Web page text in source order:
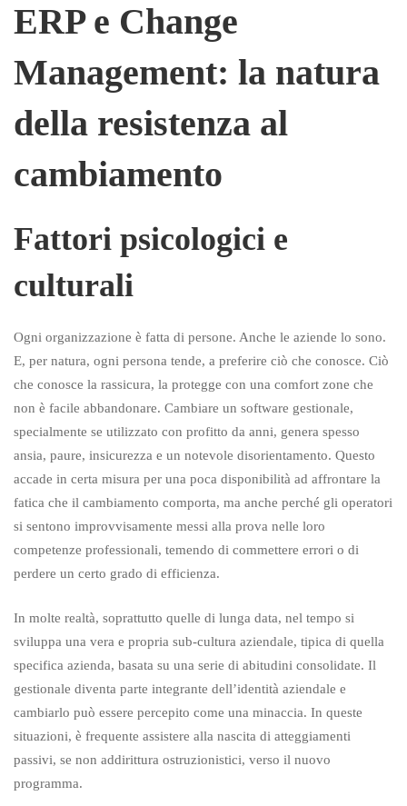
ERP e Change
Management: la natura
della resistenza al
cambiamento
Fattori psicologici e
culturali
Ogni organizzazione è fatta di persone. Anche le aziende lo sono.
E, per natura, ogni persona tende, a preferire ciò che conosce. Ciò
che conosce la rassicura, la protegge con una comfort zone che
non è facile abbandonare. Cambiare un software gestionale,
specialmente se utilizzato con profitto da anni, genera spesso
ansia, paure, insicurezza e un notevole disorientamento. Questo
accade in certa misura per una poca disponibilità ad affrontare la
fatica che il cambiamento comporta, ma anche perché gli operatori
si sentono improvvisamente messi alla prova nelle loro
competenze professionali, temendo di commettere errori o di
perdere un certo grado di efficienza.
In molte realtà, soprattutto quelle di lunga data, nel tempo si
sviluppa una vera e propria sub-cultura aziendale, tipica di quella
specifica azienda, basata su una serie di abitudini consolidate. Il
gestionale diventa parte integrante dell’identità aziendale e
cambiarlo può essere percepito come una minaccia. In queste
situazioni, è frequente assistere alla nascita di atteggiamenti
passivi, se non addirittura ostruzionistici, verso il nuovo
programma.